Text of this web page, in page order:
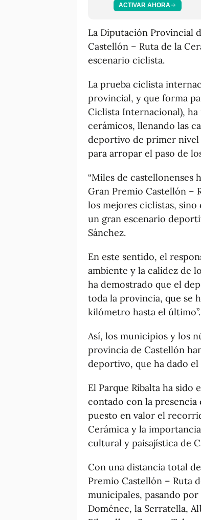
ACTIVAR AHORA
La Diputación Provincial
Castellón – Ruta de la
escenario ciclista.
La prueba ciclista
provincial, y que forma
Ciclista Internacional),
cerámicos, llenando las
deportivo de primer nivel
para arropar el paso de
“Miles de castellonenses
Gran Premio Castellón –
los mejores ciclistas,
un gran escenario
Sánchez.
En este sentido, el
ambiente y la calidez de
ha demostrado que el
toda la provincia, que se
kilómetro hasta el último”.
Así, los municipios y los
provincia de Castellón
deportivo, que ha dado el
El Parque Ribalta ha sido
contado con la
puesto en valor el
Cerámica y la
cultural y paisajística de
Con una distancia total
Premio Castellón – Ruta
municipales, pasando por
Doménec, la Serratella,